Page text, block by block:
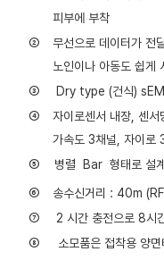
피부에 부착
②
무선으로 데이터가 전
노인이나 아동도 쉽게
③
Dry type (건식)
④
자이로센서 내장,센서
가속도 3채널, 자이로
⑤
병렬 Bar 형태로 설계
⑥
송수신거리 : 40m
⑦
2시간 충전으로 8시
⑧
소모품은 접착용 양